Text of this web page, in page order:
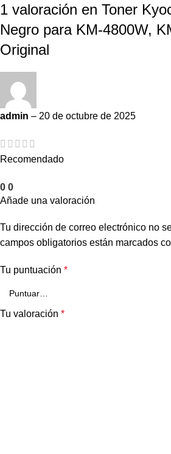
1 valoración en Toner
Negro para KM-4800W,
Original
admin – 20 de octubre de 2025
Recomendado
0 0
Añade una valoración
Tu dirección de correo electrónico no
campos obligatorios están marcados
Tu puntuación *
Tu valoración *